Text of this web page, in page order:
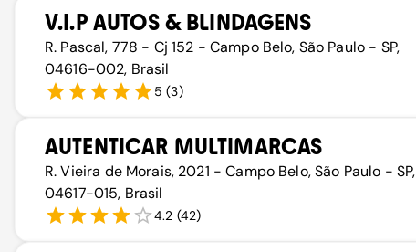
V.I.P AUTOS & BLINDAGENS
R. Pascal, 778 - Cj 152 - Campo Belo, São Paulo - SP,
04616-002, Brasil
5 (3)
AUTENTICAR MULTIMARCAS
R. Vieira de Morais, 2021 - Campo Belo, São Paulo - SP,
04617-015, Brasil
4.2 (42)